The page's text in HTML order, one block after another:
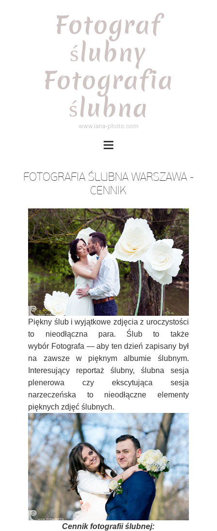
Fotograf
ślubny
Fotografia
ślubna
www.iana-photo.com
FOTOGRAFIA ŚLUBNA WARSZAWA -
CENNIK
Piękny ślub i wyjątkowe zdjęcia z uroczystości
to nieodłączna para. Ślub to także
wybór Fotografa — aby ten dzień zapisany był
na zawsze w pięknym albumie ślubnym.
Interesujący reportaż ślubny, ślubna sesja
plenerowa czy ekscytująca sesja
narzeczeńska to nieodłączne elementy
pięknych zdjęć ślubnych.
Cennik fotografii ślubnej: